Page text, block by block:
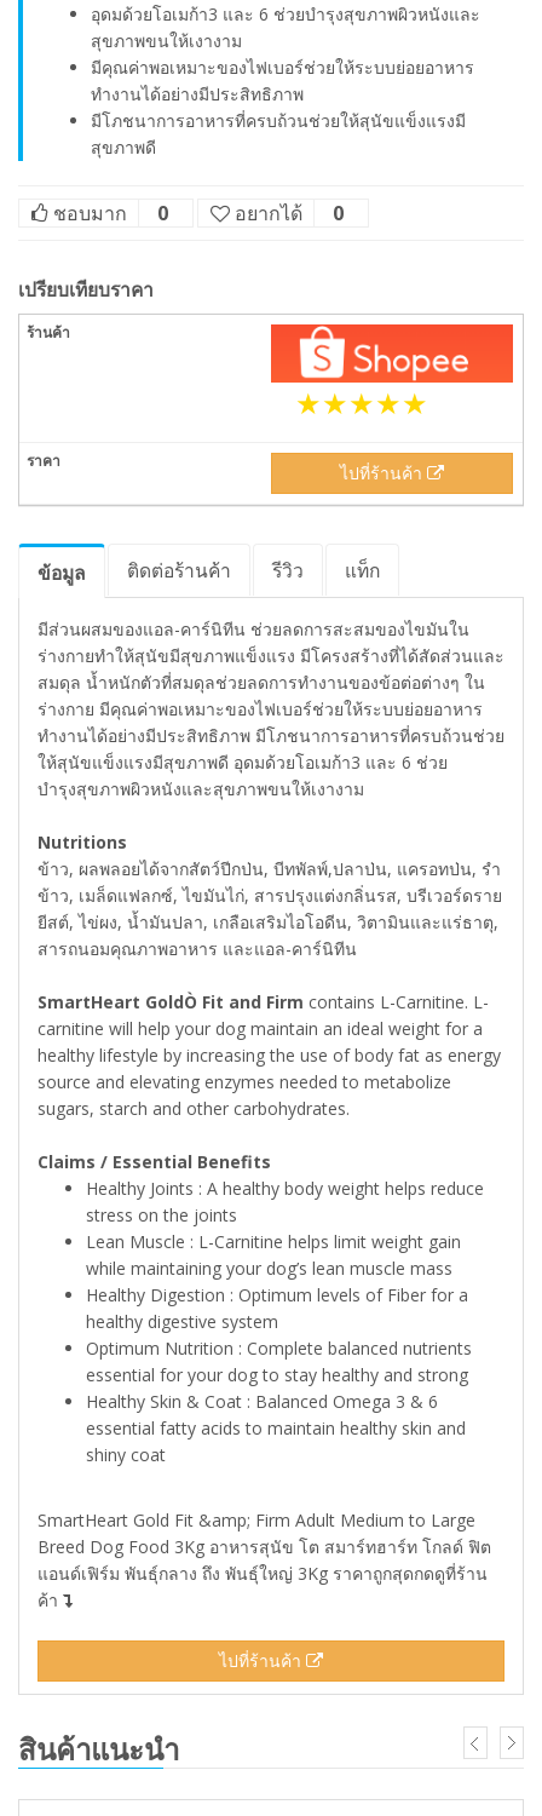
อุดมด้วยโอเมก้า3 และ 6 ช่วยบำรุงสุขภาพผิวหนังและ
สุขภาพขนให้เงางาม
มีคุณค่าพอเหมาะของไฟเบอร์ช่วยให้ระบบย่อยอาหาร
ทำงานได้อย่างมีประสิทธิภาพ
มีโภชนาการอาหารที่ครบถ้วนช่วยให้สุนัขแข็งแรงมี
สุขภาพดี
ชอบมาก 0 อยากได้ 0
เปรียบเทียบราคา
ไปที่ร้านค้า
ข้อมูล ติดต่อร้านค้า รีวิว แท็ก
มีส่วนผสมของแอล-คาร์นิทีน ช่วยลดการสะสมของไขมันใน
ร่างกายทำให้สุนัขมีสุขภาพแข็งแรง มีโครงสร้างที่ได้สัดส่วนและ
สมดุล น้ำหนักตัวที่สมดุลช่วยลดการทำงานของข้อต่อต่างๆ ใน
ร่างกาย มีคุณค่าพอเหมาะของไฟเบอร์ช่วยให้ระบบย่อยอาหาร
ทำงานได้อย่างมีประสิทธิภาพ มีโภชนาการอาหารที่ครบถ้วนช่วย
ให้สุนัขแข็งแรงมีสุขภาพดี อุดมด้วยโอเมก้า3 และ 6 ช่วย
บำรุงสุขภาพผิวหนังและสุขภาพขนให้เงางาม
Nutritions
ข้าว, ผลพลอยได้จากสัตว์ปีกป่น, บีทพัลพ์,ปลาป่น, แครอทป่น, รำ
ข้าว, เมล็ดแฟลกซ์, ไขมันไก่, สารปรุงแต่งกลิ่นรส, บรีเวอร์ดราย
ยีสต์, ไข่ผง, น้ำมันปลา, เกลือเสริมไอโอดีน, วิตามินและแร่ธาตุ,
สารถนอมคุณภาพอาหาร และแอล-คาร์นิทีน
SmartHeart GoldÒ Fit and Firm contains L-Carnitine. L-
carnitine will help your dog maintain an ideal weight for a
healthy lifestyle by increasing the use of body fat as energy
source and elevating enzymes needed to metabolize
sugars, starch and other carbohydrates.
Claims / Essential Benefits
Healthy Joints : A healthy body weight helps reduce
stress on the joints
Lean Muscle : L-Carnitine helps limit weight gain
while maintaining your dog’s lean muscle mass
Healthy Digestion : Optimum levels of Fiber for a
healthy digestive system
Optimum Nutrition : Complete balanced nutrients
essential for your dog to stay healthy and strong
Healthy Skin & Coat : Balanced Omega 3 & 6
essential fatty acids to maintain healthy skin and
shiny coat
SmartHeart Gold Fit &amp; Firm Adult Medium to Large
Breed Dog Food 3Kg อาหารสุนัข โต สมาร์ทฮาร์ท โกลด์ ฟิต
แอนด์เฟิร์ม พันธุ์กลาง ถึง พันธุ์ใหญ่ 3Kg ราคาถูกสุดกดดูที่ร้าน
ค้า
ไปที่ร้านค้า
สินค้าแนะนำ